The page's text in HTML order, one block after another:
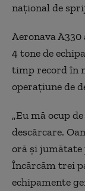
național de
Aeronava
4 tone de
timp record în
operațiune de
„Eu mă ocup
descărcare.
oră și jumătate
Încărcăm trei
echipamente